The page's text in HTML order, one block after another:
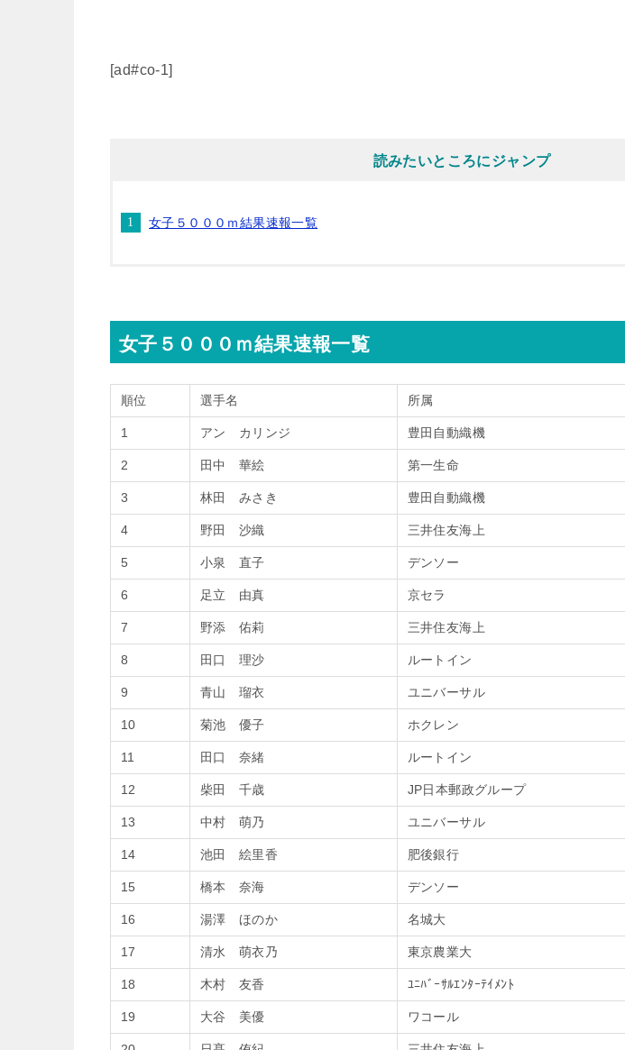
[ad#co-1]
読みたいところにジャンプ
女子５０００ｍ結果速報一覧
女子５０００ｍ結果速報一覧
順位 選手名 所属
1 アン カリンジ 豊田自動織機
2 田中 華絵 第一生命
3 林田 みさき 豊田自動織機
4 野田 沙織 三井住友海上
5 小泉 直子 デンソー
6 足立 由真 京セラ
7 野添 佑莉 三井住友海上
8 田口 理沙 ルートイン
9 青山 瑠衣 ユニバーサル
10 菊池 優子 ホクレン
11 田口 奈緒 ルートイン
12 柴田 千歳 JP日本郵政グループ
13 中村 萌乃 ユニバーサル
14 池田 絵里香 肥後銀行
15 橋本 奈海 デンソー
16 湯澤 ほのか 名城大
17 清水 萌衣乃 東京農業大
18 木村 友香 ﾕﾆﾊﾞｰｻﾙｴﾝﾀｰﾃｲﾒﾝﾄ
19 大谷 美優 ワコール